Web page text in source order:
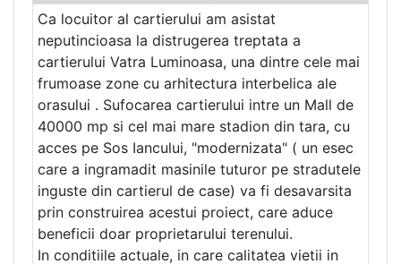
Ca locuitor al cartierului am asistat
neputincioasa la distrugerea treptata a
cartierului Vatra Luminoasa, una dintre cele mai
frumoase zone cu arhitectura interbelica ale
orasului . Sufocarea cartierului intre un Mall de
40000 mp si cel mai mare stadion din tara, cu
acces pe Sos Iancului, "modernizata" ( un esec
care a ingramadit masinile tuturor pe stradutele
inguste din cartierul de case) va fi desavarsita
prin construirea acestui proiect, care aduce
beneficii doar proprietarului terenului.
In conditiile actuale, in care calitatea vietii in